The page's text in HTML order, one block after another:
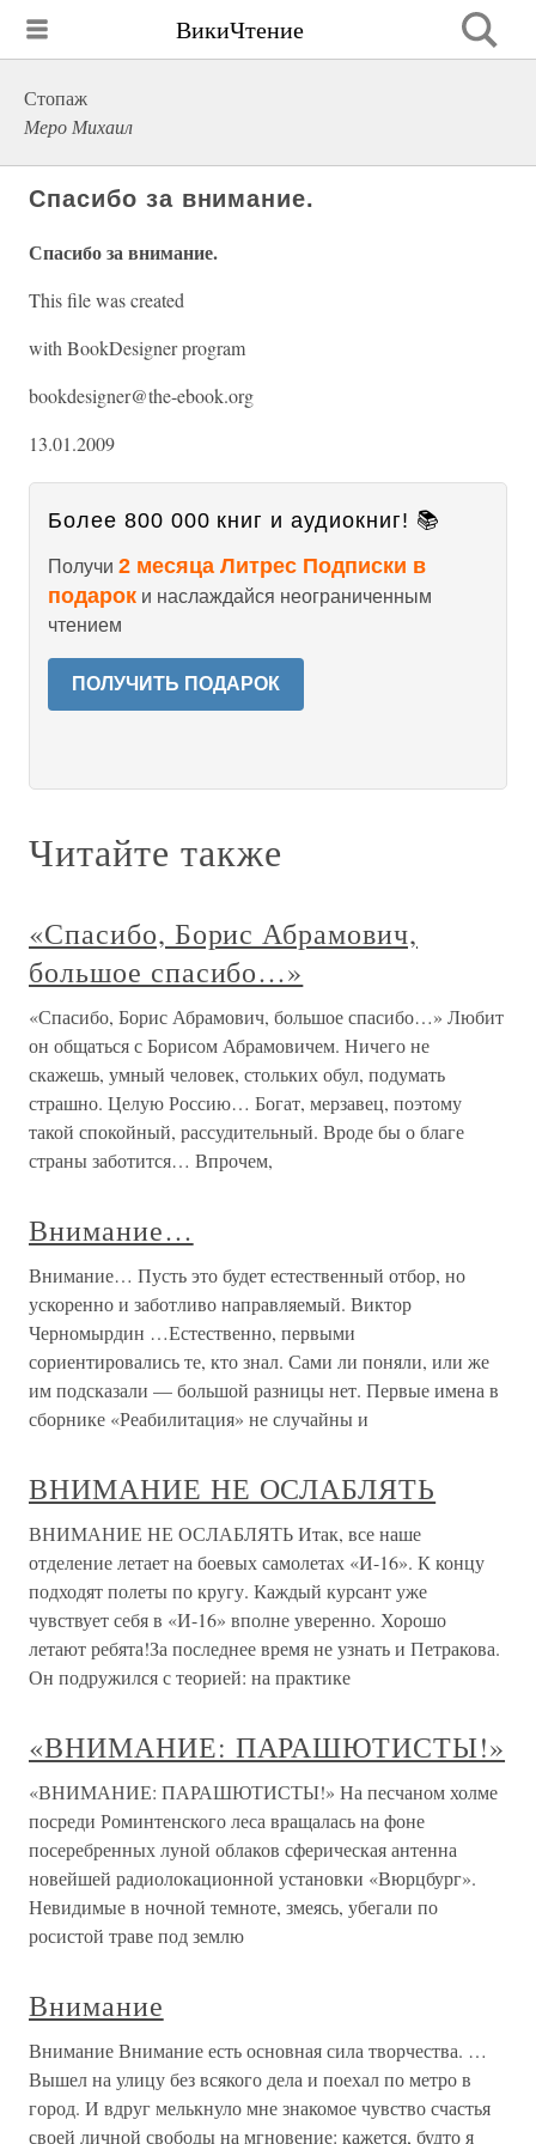
ВикиЧтение
Стопаж
Меро Михаил
Спасибо за внимание.
Спасибо за внимание.
This file was created
with BookDesigner program
bookdesigner@the-ebook.org
13.01.2009
Более 800 000 книг и аудиокниг! 📚
Получи 2 месяца Литрес Подписки в
подарок и наслаждайся неограниченным
чтением
ПОЛУЧИТЬ ПОДАРОК
Читайте также
«Спасибо, Борис Абрамович,
большое спасибо…»
«Спасибо, Борис Абрамович, большое спасибо…» Любит
он общаться с Борисом Абрамовичем. Ничего не
скажешь, умный человек, стольких обул, подумать
страшно. Целую Россию… Богат, мерзавец, поэтому
такой спокойный, рассудительный. Вроде бы о благе
страны заботится… Впрочем,
Внимание…
Внимание… Пусть это будет естественный отбор, но
ускоренно и заботливо направляемый. Виктор
Черномырдин …Естественно, первыми
сориентировались те, кто знал. Сами ли поняли, или же
им подсказали — большой разницы нет. Первые имена в
сборнике «Реабилитация» не случайны и
ВНИМАНИЕ НЕ ОСЛАБЛЯТЬ
ВНИМАНИЕ НЕ ОСЛАБЛЯТЬ Итак, все наше
отделение летает на боевых самолетах «И-16». К концу
подходят полеты по кругу. Каждый курсант уже
чувствует себя в «И-16» вполне уверенно. Хорошо
летают ребята!За последнее время не узнать и Петракова.
Он подружился с теорией: на практике
«ВНИМАНИЕ: ПАРАШЮТИСТЫ!»
«ВНИМАНИЕ: ПАРАШЮТИСТЫ!» На песчаном холме
посреди Роминтенского леса вращалась на фоне
посеребренных луной облаков сферическая антенна
новейшей радиолокационной установки «Вюрцбург».
Невидимые в ночной темноте, змеясь, убегали по
росистой траве под землю
Внимание
Внимание Внимание есть основная сила творчества. …
Вышел на улицу без всякого дела и поехал по метро в
город. И вдруг мелькнуло мне знакомое чувство счастья
своей личной свободы на мгновение: кажется, будто я